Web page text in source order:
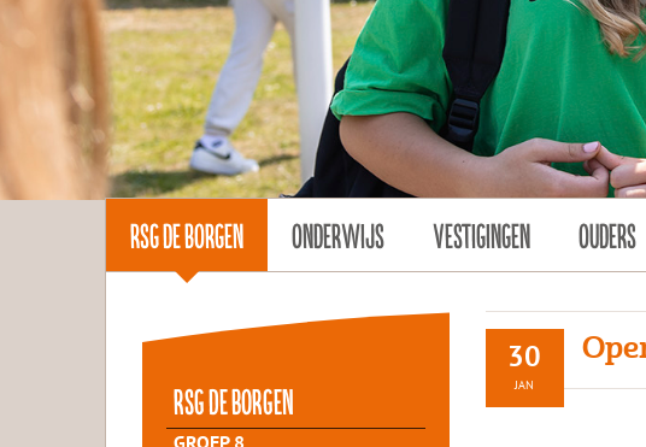
RSG DE BORGEN ONDERWIJS VESTIGINGEN OUDERS
rsg de Borgen
30
JAN